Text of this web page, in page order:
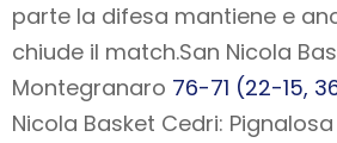
parte la difesa mantiene e
chiude il match.San Nicola
Montegranaro 76-71 (22-15,
Nicola Basket Cedri: Pignalosa